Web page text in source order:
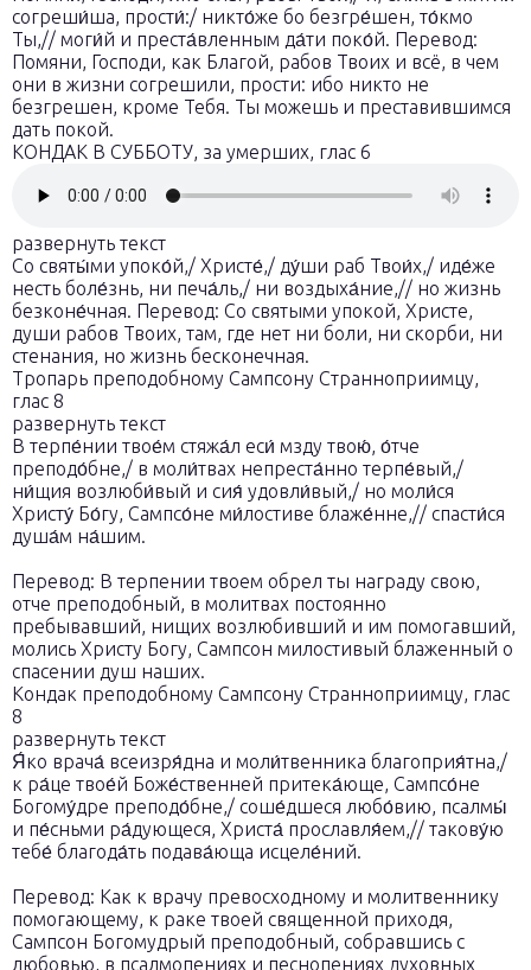
согреши́ша, прости́:/ никто́же бо безгре́шен, то́кмо
Ты,// моги́й и преста́вленным да́ти поко́й. Перевод:
Помяни, Господи, как Благой, рабов Твоих и всё, в чем
они в жизни согрешили, прости: ибо никто не
безгрешен, кроме Тебя. Ты можешь и преставившимся
дать покой.
КОНДАК В СУББОТУ, за умерших, глас 6
развернуть текст
Со святы́ми упоко́й,/ Христе́,/ ду́ши раб Твои́х,/ иде́же
несть боле́знь, ни печа́ль,/ ни воздыха́ние,// но жизнь
безконе́чная. Перевод: Со святыми упокой, Христе,
души рабов Твоих, там, где нет ни боли, ни скорби, ни
стенания, но жизнь бесконечная.
Тропарь преподобному Сампсону Странноприимцу,
глас 8
развернуть текст
В терпе́нии твое́м стяжа́л еси́ мзду твою́, о́тче
преподо́бне,/ в моли́твах непреста́нно терпе́вый,/
ни́щия возлюби́вый и сия́ удовли́вый,/ но моли́ся
Христу́ Бо́гу, Сампсо́не ми́лостиве блаже́нне,// спасти́ся
душа́м на́шим.
Перевод: В терпении твоем обрел ты награду свою,
отче преподобный, в молитвах постоянно
пребывавший, нищих возлюбивший и им помогавший,
молись Христу Богу, Сампсон милостивый блаженный о
спасении душ наших.
Кондак преподобному Сампсону Странноприимцу, глас
8
развернуть текст
Я́ко врача́ всеизря́дна и моли́твенника благоприя́тна,/
к ра́це твое́й Боже́ственней притека́юще, Сампсо́не
Богому́дре преподо́бне,/ соше́дшеся любо́вию, псалмы́
и пе́сньми ра́дующеся, Христа́ прославля́ем,// такову́ю
тебе́ благода́ть подава́юща исцеле́ний.
Перевод: Как к врачу превосходному и молитвеннику
помогающему, к раке твоей священной приходя,
Сампсон Богомудрый преподобный, собравшись с
любовью, в псалмопениях и песнопениях духовных